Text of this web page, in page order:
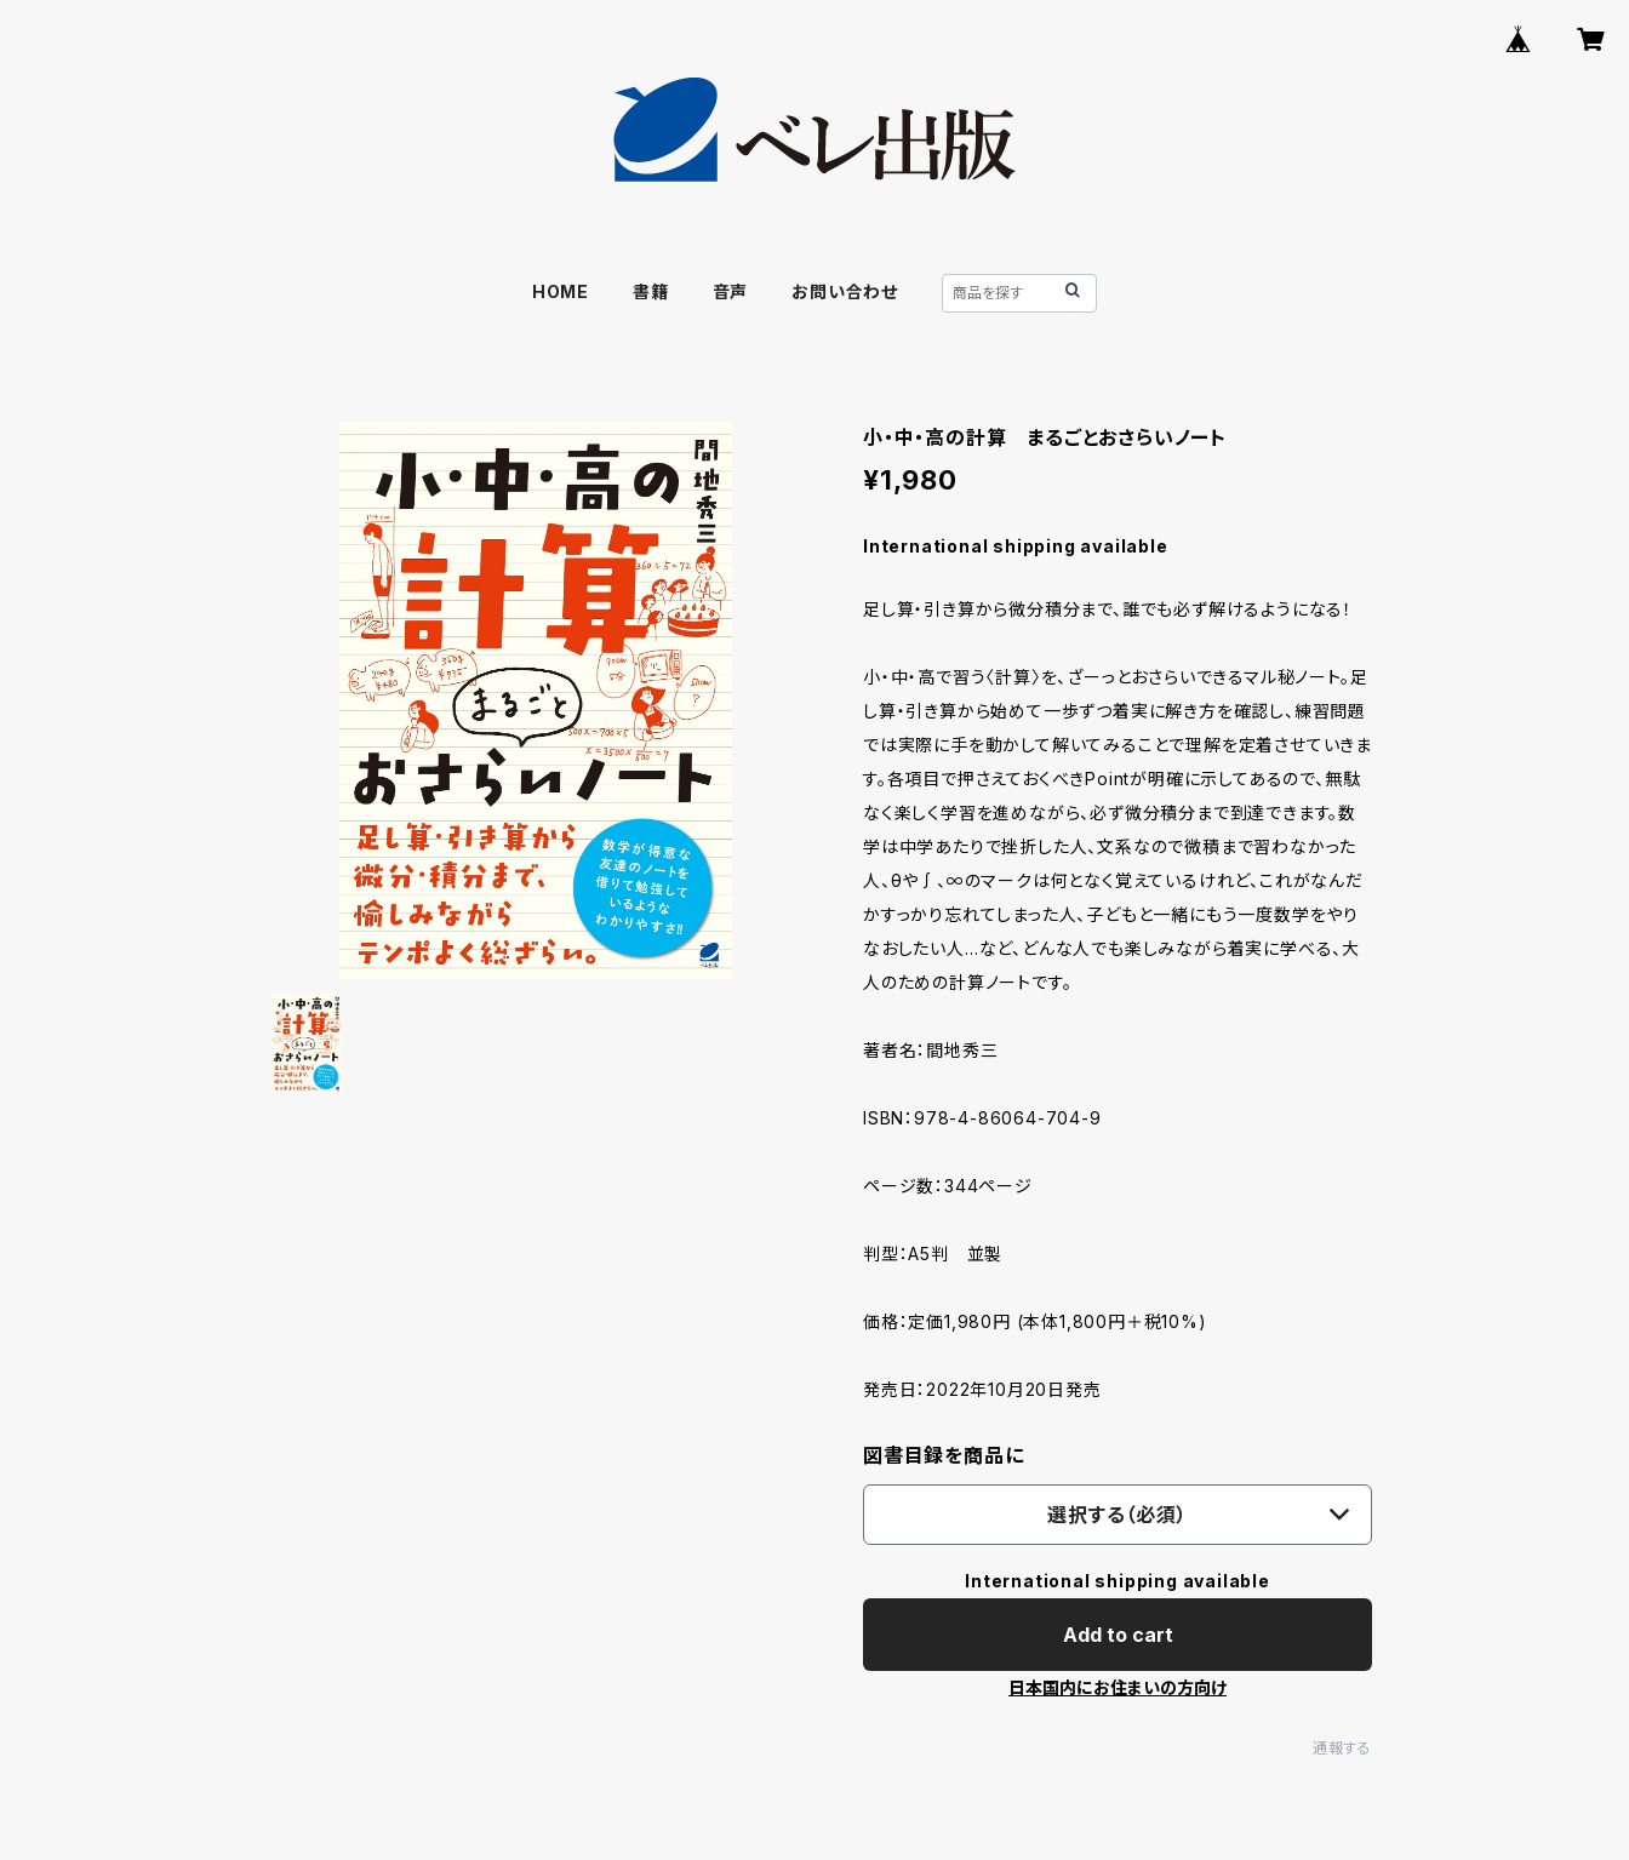
HOME 書籍 音声 お問い合わせ
小・中・高の計算 まるごとおさらいノート
¥1,980
International shipping available
足し算・引き算から微分積分まで、誰でも必ず解けるようになる！
小・中・高で習う〈計算〉を、ざーっとおさらいできるマル秘ノート。足
し算・引き算から始めて一歩ずつ着実に解き方を確認し、練習問題
では実際に手を動かして解いてみることで理解を定着させていきま
す。各項目で押さえておくべきPointが明確に示してあるので、無駄
なく楽しく学習を進めながら、必ず微分積分まで到達できます。数
学は中学あたりで挫折した人、文系なので微積まで習わなかった
人、θや∫、∞のマークは何となく覚えているけれど、これがなんだ
かすっかり忘れてしまった人、子どもと一緒にもう一度数学をやり
なおしたい人…など、どんな人でも楽しみながら着実に学べる、大
人のための計算ノートです。
著者名：間地秀三
ISBN：978-4-86064-704-9
ページ数：344ページ
判型：A5判 並製
価格：定価1,980円 (本体1,800円＋税10%)
発売日：2022年10月20日発売
図書目録を商品に
選択する（必須）
International shipping available
Add to cart
日本国内にお住まいの方向け
通報する